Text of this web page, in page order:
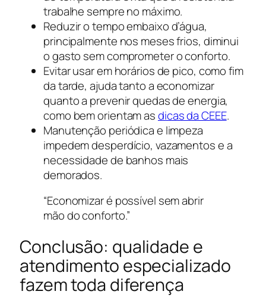
trabalhe sempre no máximo.
Reduzir o tempo embaixo d’água,
principalmente nos meses frios, diminui
o gasto sem comprometer o conforto.
Evitar usar em horários de pico, como fim
da tarde, ajuda tanto a economizar
quanto a prevenir quedas de energia,
como bem orientam asdicas da CEEE.
Manutenção periódica e limpeza
impedem desperdício, vazamentos e a
necessidade de banhos mais
demorados.
“Economizar é possível sem abrir
mão do conforto.”
Conclusão: qualidade e
atendimento especializado
fazem toda diferença